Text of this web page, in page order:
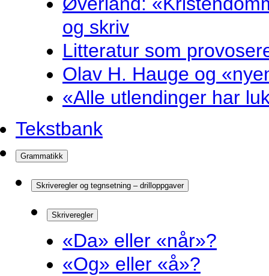
og skriv
Litteratur som
Olav H. Hauge og
«Alle utlendinger har
Tekstbank
Grammatikk
Skriveregler og tegnsetning – drilloppgaver
Skriveregler
«Da» eller «når»?
«Og» eller «å»?